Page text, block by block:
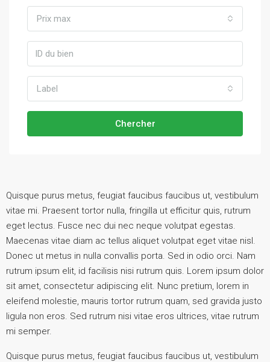
Prix max
Label
Chercher
Quisque purus metus, feugiat faucibus faucibus ut, vestibulum
vitae mi. Praesent tortor nulla, fringilla ut efficitur quis, rutrum
eget lectus. Fusce nec dui nec neque volutpat egestas.
Maecenas vitae diam ac tellus aliquet volutpat eget vitae nisl.
Donec ut metus in nulla convallis porta. Sed in odio orci. Nam
rutrum ipsum elit, id facilisis nisi rutrum quis. Lorem ipsum dolor
sit amet, consectetur adipiscing elit. Nunc pretium, lorem in
eleifend molestie, mauris tortor rutrum quam, sed gravida justo
ligula non eros. Sed rutrum nisi vitae eros ultrices, vitae rutrum
mi semper.
Quisque purus metus, feugiat faucibus faucibus ut, vestibulum